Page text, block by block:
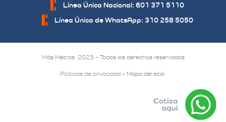
Línea Única Nacional: 601 371 5110
Línea Única de WhatsApp: 310 258 5050
Más Metros 2023 – Todos los derechos reservados
Políticas de privacidad – Mapa del sitio